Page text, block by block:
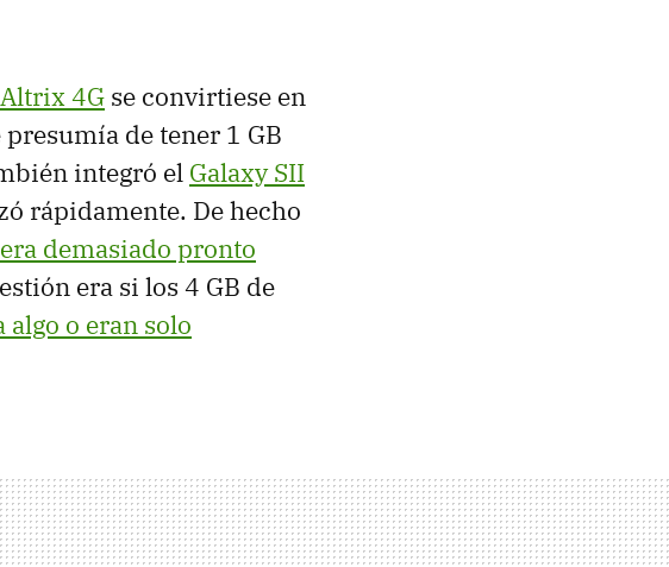
4G se convirtiese en
de tener 1 GB
integró el Galaxy SII
rápidamente. De hecho
demasiado pronto
era si los 4 GB de
algo o eran solo